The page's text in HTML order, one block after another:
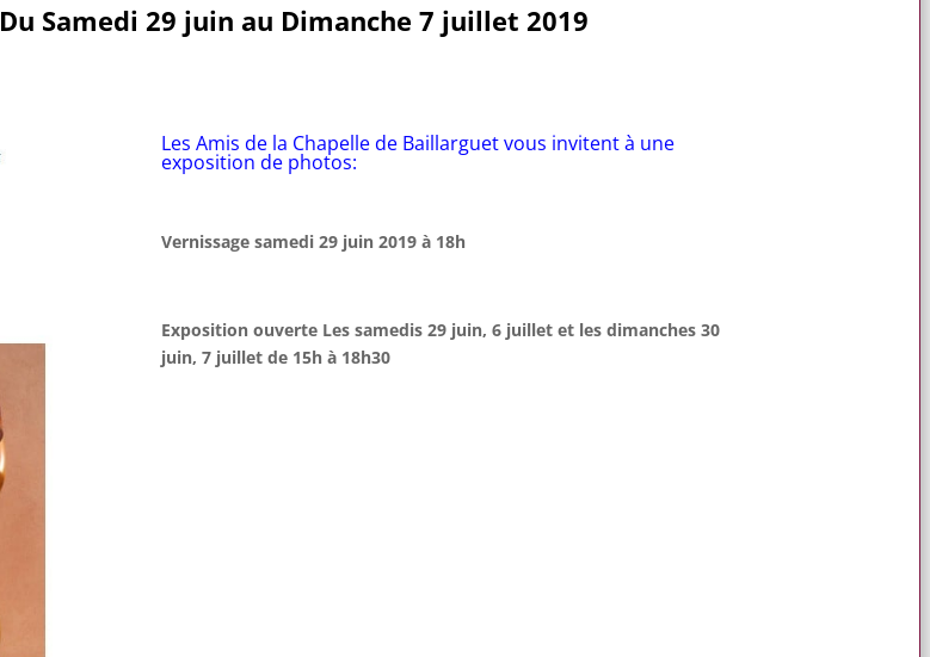
Du Samedi 29 juin au Dimanche 7 juillet 2019
Les Amis de la Chapelle de Baillarguet vous invitent à une
exposition de photos:
Vernissage samedi 29 juin 2019 à 18h
Exposition ouverte Les samedis 29 juin, 6 juillet et les dimanches 30
juin, 7 juillet de 15h à 18h30